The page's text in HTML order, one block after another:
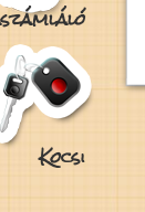
Kocsi